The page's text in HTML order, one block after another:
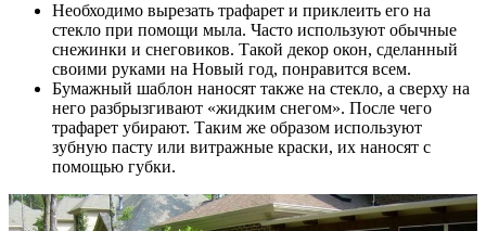
Необходимо вырезать трафарет и приклеить его на
стекло при помощи мыла. Часто используют обычные
снежинки и снеговиков. Такой декор окон, сделанный
своими руками на Новый год, понравится всем.
Бумажный шаблон наносят также на стекло, а сверху на
него разбрызгивают «жидким снегом». После чего
трафарет убирают. Таким же образом используют
зубную пасту или витражные краски, их наносят с
помощью губки.